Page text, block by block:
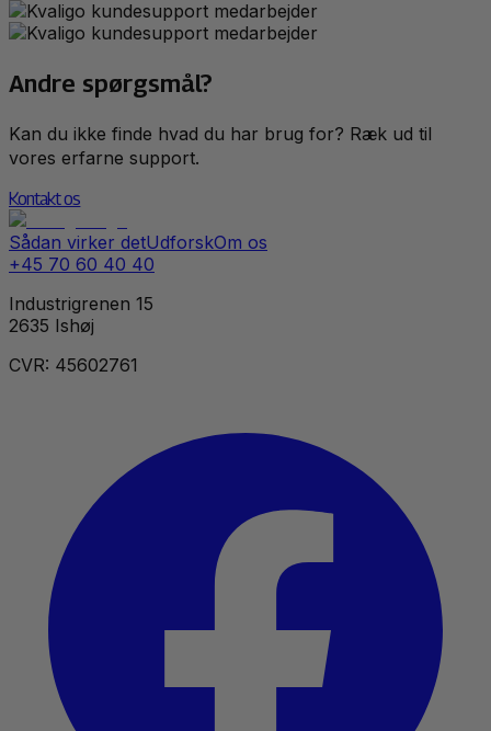
Andre spørgsmål?
Kan du ikke finde hvad du har brug for? Ræk ud til
vores erfarne support.
Kontakt os
Sådan virker detUdforskOm os
+45 70 60 40 40
Industrigrenen 15
2635 Ishøj
CVR: 45602761